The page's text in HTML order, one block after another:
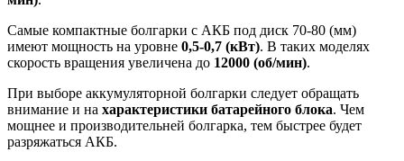
Самые компактные болгарки с АКБ под диск 70-80 (мм)
имеют мощность на уровне 0,5-0,7 (кВт). В таких моделях
скорость вращения увеличена до 12000 (об/мин).
При выборе аккумуляторной болгарки следует обращать
внимание и на характеристики батарейного блока. Чем
мощнее и производительней болгарка, тем быстрее будет
разряжаться АКБ.